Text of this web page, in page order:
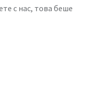
с нас, това беше